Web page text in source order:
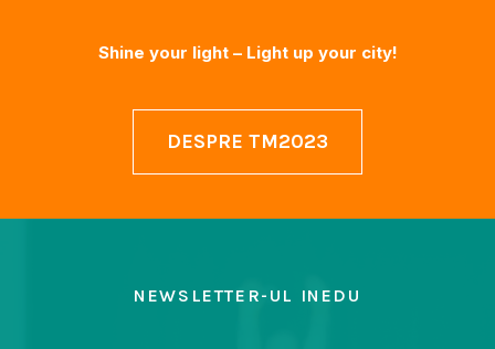
Shine your light – Light up your city!
DESPRE TM2023
NEWSLETTER-UL INEDU